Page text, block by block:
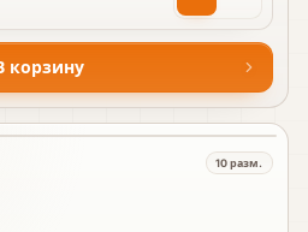
корзину
10разм.